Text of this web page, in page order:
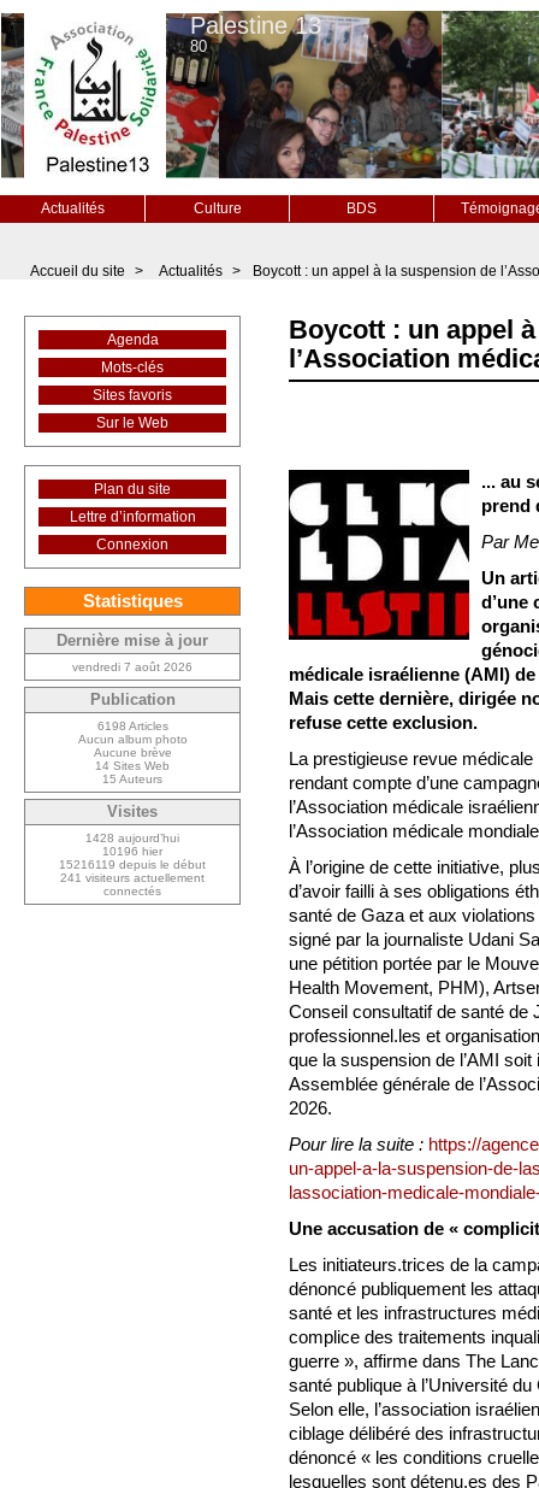
Palestine 13
80
Actualités Culture BDS
Accueil du site > Actualités > Boycott : un appel à la suspension de
Boycott : un appel
l’Association
... au
prend
Par
Un
d’une
médicale israélienne (AMI)
Mais cette dernière, dirigée
refuse cette exclusion.
La prestigieuse revue
rendant compte d’une
l’Association médicale
l’Association médicale
À l’origine de cette initiative,
d’avoir failli à ses obligations
santé de Gaza et aux violations
signé par la journaliste Udani
une pétition portée par le
Health Movement, PHM),
Conseil consultatif de santé de
professionnel.les et
que la suspension de l’AMI
Assemblée générale de
2026.
Pour lire la suite : https://
un-appel-a-la-suspension-de-
lassociation-medicale-
Une accusation de «
Les initiateurs.trices de la
dénoncé publiquement les
santé et les infrastructures
complice des traitements
guerre », affirme dans The
santé publique à l’Université
Selon elle, l’association
ciblage délibéré des
dénoncé « les conditions
lesquelles sont détenu.es des
Agenda
Mots-clés
Sites favoris
Sur le Web
Plan du site
Lettre d’information
Connexion
Statistiques
Dernière mise à jour
vendredi 7 août 2026
Publication
6198 Articles
Aucun album photo
Aucune brève
14 Sites Web
15 Auteurs
Visites
1428 aujourd’hui
10196 hier
15216119 depuis le début
241 visiteurs actuellement
connectés